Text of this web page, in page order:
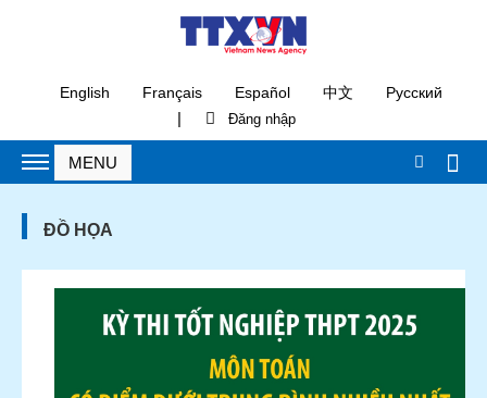
English Français Español 中文 Русский
|
ĐỒ HỌA